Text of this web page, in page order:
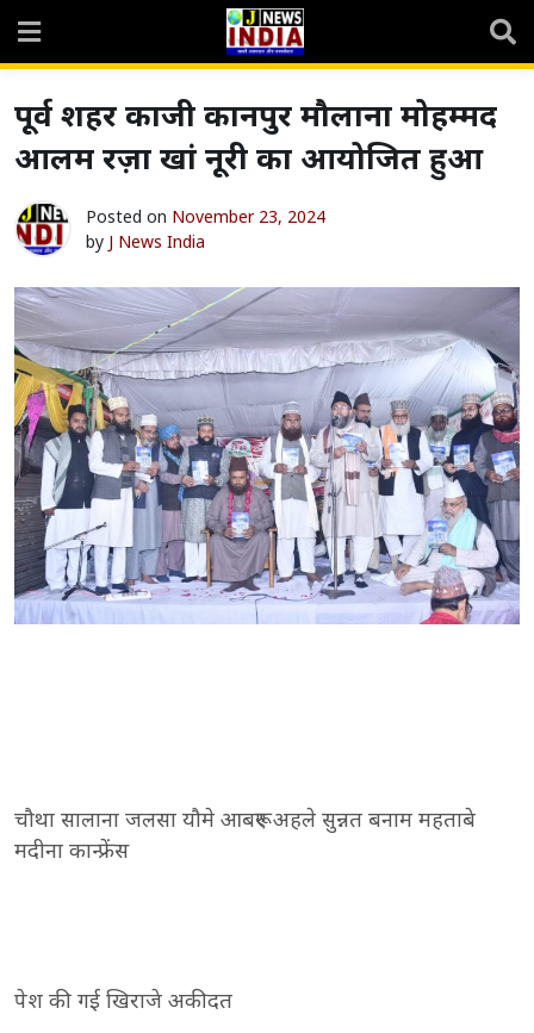
content
पूर्व शहर काजी कानपुर मौलाना मोहम्मद
आलम रज़ा खां नूरी का आयोजित हुआ
Posted on November 23, 2024
by J News India
चौथा सालाना जलसा यौमे आबरूए अहले सुन्नत बनाम महताबे
मदीना कान्फ्रेंस
पेश की गई खिराजे अकीदत